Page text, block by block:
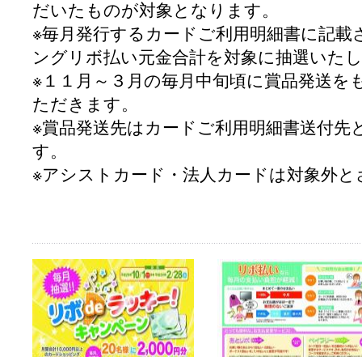
だいたものが対象となります。
※毎月発行するカードご利用明細書に記
ングリボ払い元金合計を対象に抽選いた
※１１月～３月の毎月中旬頃に賞品発送を
ただきます。
※賞品発送先はカードご利用明細書送付
す。
※アシストカード・法人カードは対象外